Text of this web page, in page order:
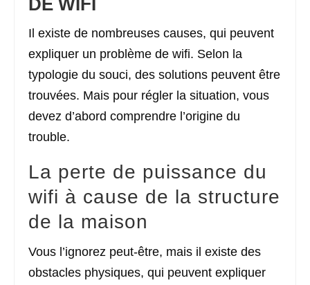
Il existe de nombreuses causes, qui peuvent
expliquer un problème de wifi. Selon la
typologie du souci, des solutions peuvent être
trouvées. Mais pour régler la situation, vous
devez d’abord comprendre l’origine du
trouble.
La perte de puissance du
wifi à cause de la structure
de la maison
Vous l’ignorez peut-être, mais il existe des
obstacles physiques, qui peuvent expliquer